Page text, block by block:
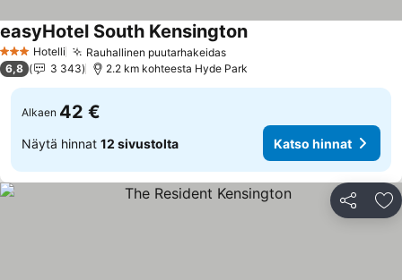
3 Tähtiluokitus
Hotelli Rauhallinen puutarhakeidas
easyHotel South Kensington
6,8 3 343 2.2 km kohteesta Hyde Park
Alkaen 42 €
Näytä hinnat 12 sivustolta Katso hinnat
Jaa